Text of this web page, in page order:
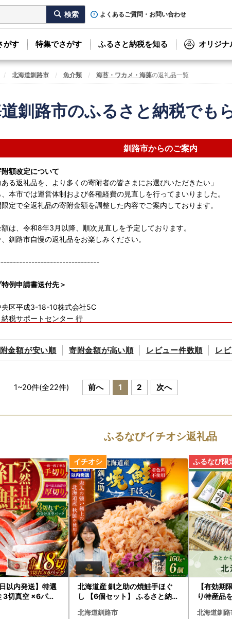
よくあるご質問・お問い合わせ
がす 特集でさがす ふるさと納税を知る オリジナ
北海道釧路市 魚介類 海苔・ワカメ・海藻の返礼品一覧
釧路市のふるさと納税でも
釧路市からのご案内
附額改定について
ある返礼品を、より多くの寄附者の皆さまにお選びいただきたい」
本市では運営体制および各種経費の見直しを行ってまいりました。
定で全返礼品の寄附金額を調整した内容でご案内しております。
は、令和8年3月以降、順次見直しを予定しております。
釧路市自慢の返礼品をお楽しみください。
例申請書送付先＞
央区平成3-18-10株式会社5C
税サポートセンター 行
トップ申請オンラインサービスの対象自治体です】
こちらからご確認ください。
定変更により、2023年6月1日以降、
に記載されたご住所以外にお届け先を変更（転送）する場合、
たお届け先から変更後のお届け先までの配送料が着払いで発生いたし
の場合でも受取人様に着払いでご負担いただくことになりますので、
をご入力いただく際には
だいた上でお申込いただきますようお願いいたします。
た場合の返礼品の再発送はいたしません。
輸のホームページをご確認ください。
hd.co.jp/important/info_230417_2.html
金額が安い順 寄附金額が高い順 レビュー件数順 レ
1~20件(全22件) 前へ 1 2 次へ
ふるなびイチオシ返礼品
以内発送】特選
3切真空 ×6パッ
北海道産 釧之助の焼鮭手ほぐ
し 【6個セット】 ふるさと納税
北海道釧路市
【有効期
り特産品
北海道釧路